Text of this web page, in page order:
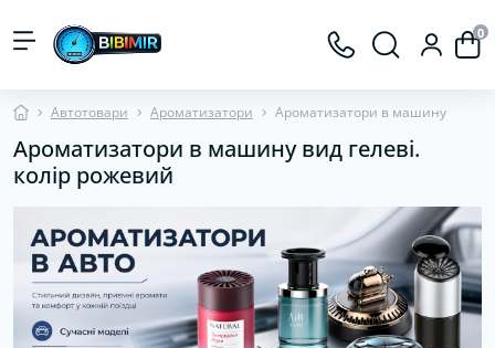
0
Автотовари Ароматизатори Ароматизатори в машину
Ароматизатори в машину вид гелеві.
колір рожевий